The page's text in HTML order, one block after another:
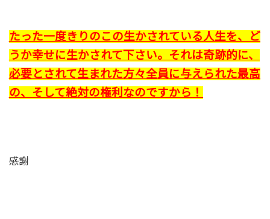
たった一度きりのこの生かされている人生を、ど
うか幸せに生かされて下さい。それは奇跡的に、
必要とされて生まれた方々全員に与えられた最高
の、そして絶対の権利なのですから！
感謝